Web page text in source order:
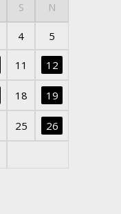
S N
4 5
11 12
18 19
25 26